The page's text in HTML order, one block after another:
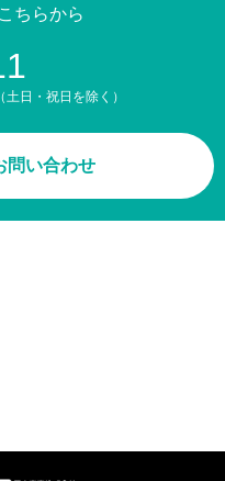
ちらから
日・祝日を除く）
問い合わせ